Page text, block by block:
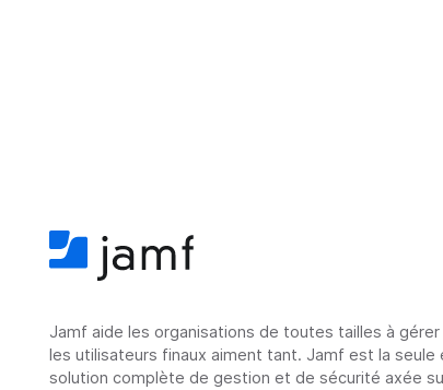
Jamf aide les organisations de toutes tailles à
les utilisateurs finaux aiment tant. Jamf est la seule
solution complète de gestion et de sécurité axée